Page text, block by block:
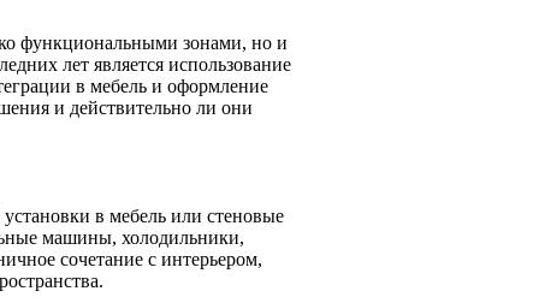
функциональными зонами, но и
лет является использование
в мебель и оформление
и действительно ли они
в мебель или стеновые
машины, холодильники,
сочетание с интерьером,